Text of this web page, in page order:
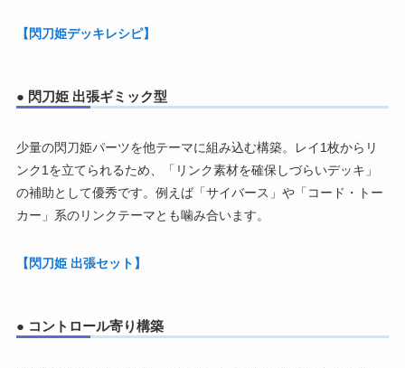
【閃刀姫デッキレシピ】
● 閃刀姫 出張ギミック型
少量の閃刀姫パーツを他テーマに組み込む構築。レイ1枚からリ
ンク1を立てられるため、「リンク素材を確保しづらいデッキ」
の補助として優秀です。例えば「サイバース」や「コード・トー
カー」系のリンクテーマとも噛み合います。
【閃刀姫 出張セット】
● コントロール寄り構築